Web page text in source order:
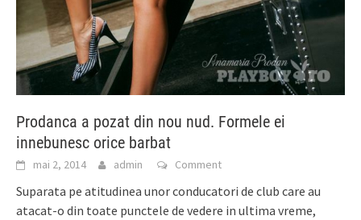
Prodanca a pozat din nou nud. Formele ei
innebunesc orice barbat
mai 2, 2014 admin Comment
Suparata pe atitudinea unor conducatori de club care au
atacat-o din toate punctele de vedere in ultima vreme,